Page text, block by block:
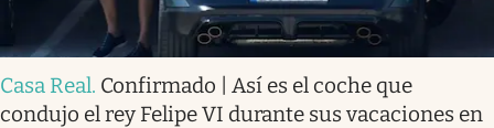
Casa Real. Confirmado | Así es el coche que
condujo el rey Felipe VI durante sus vacaciones en